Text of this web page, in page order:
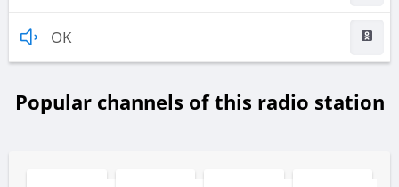
OK
Popular channels of this radio station